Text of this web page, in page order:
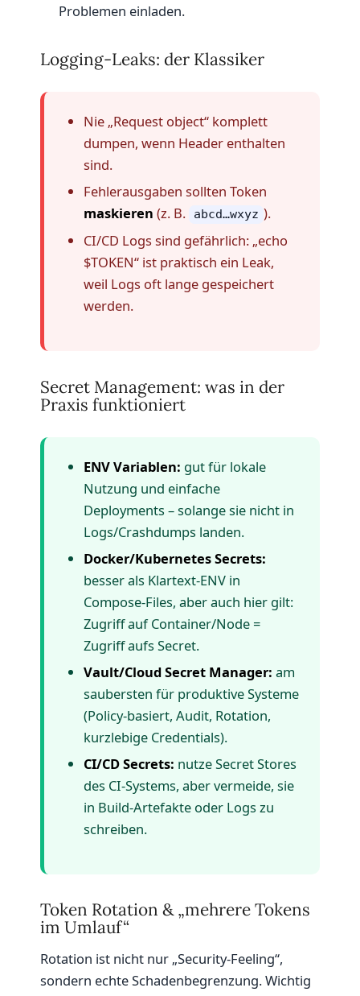
Problemen einladen.
Logging-Leaks: der Klassiker
Nie „Request object“ komplett
dumpen, wenn Header enthalten
sind.
Fehlerausgaben sollten Token
maskieren (z. B. abcd…wxyz ).
CI/CD Logs sind gefährlich: „echo
$TOKEN“ ist praktisch ein Leak,
weil Logs oft lange gespeichert
werden.
Secret Management: was in der
Praxis funktioniert
ENV Variablen: gut für lokale
Nutzung und einfache
Deployments – solange sie nicht in
Logs/Crashdumps landen.
Docker/Kubernetes Secrets:
besser als Klartext-ENV in
Compose-Files, aber auch hier gilt:
Zugriff auf Container/Node =
Zugriff aufs Secret.
Vault/Cloud Secret Manager: am
saubersten für produktive Systeme
(Policy-basiert, Audit, Rotation,
kurzlebige Credentials).
CI/CD Secrets: nutze Secret Stores
des CI-Systems, aber vermeide, sie
in Build-Artefakte oder Logs zu
schreiben.
Token Rotation & „mehrere Tokens
im Umlauf“
Rotation ist nicht nur „Security-Feeling“,
sondern echte Schadenbegrenzung. Wichtig